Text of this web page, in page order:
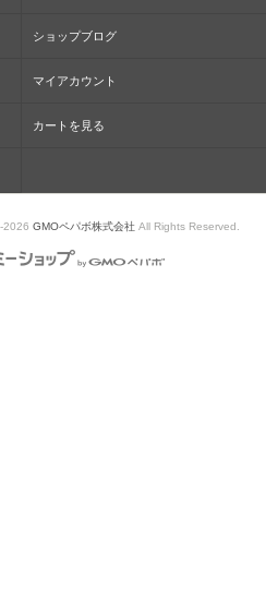
ショップブログ
マイアカウント
カートを見る
2026 GMOペパボ株式会社 All Rights Reserved.